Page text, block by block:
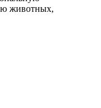
животных,